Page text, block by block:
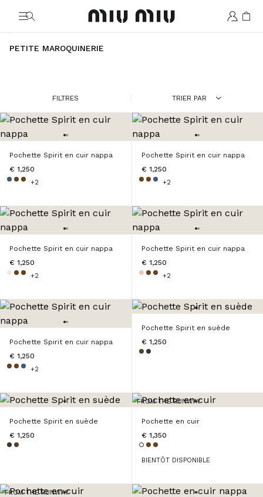
MiuMiu logo
PETITE MAROQUINERIE
FILTRES TRIER PAR
Pochette Spirit en cuir nappa
€ 1,250
+2
Pochette Spirit en cuir nappa
€ 1,250
+2
Pochette Spirit en cuir nappa
€ 1,250
+2
Pochette Spirit en cuir nappa
€ 1,250
+2
Pochette Spirit en cuir nappa
€ 1,250
+2
Pochette Spirit en suède
€ 1,250
Pochette Spirit en suède
€ 1,250
FROM THE RUNWAY
Pochette en cuir
€ 1,350
BIENTÔT DISPONIBLE
FROM THE RUNWAY